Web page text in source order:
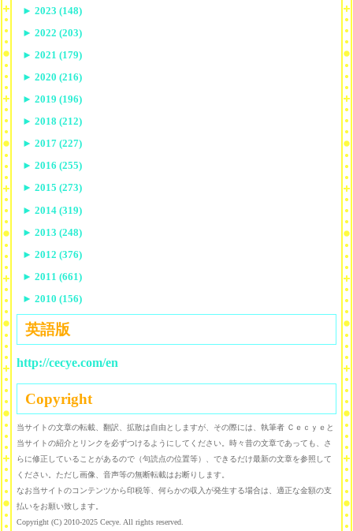
► 2023 (148)
► 2022 (203)
► 2021 (179)
► 2020 (216)
► 2019 (196)
► 2018 (212)
► 2017 (227)
► 2016 (255)
► 2015 (273)
► 2014 (319)
► 2013 (248)
► 2012 (376)
► 2011 (661)
► 2010 (156)
英語版
http://cecye.com/en
Copyright
当サイトの文章の転載、翻訳、拡散は自由としますが、その際には、執筆者 Ｃｅｃｙｅと
当サイトの紹介とリンクを必ずつけるようにしてください。時々昔の文章であっても、さ
らに修正していることがあるので（句読点の位置等）、できるだけ最新の文章を参照して
ください。ただし画像、音声等の無断転載はお断りします。
なお当サイトのコンテンツから印税等、何らかの収入が発生する場合は、適正な金額の支
払いをお願い致します。
Copyright (C) 2010-2025 Cecye. All rights reserved.